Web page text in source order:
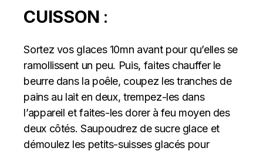
CUISSON :
Sortez vos glaces 10mn avant pour qu’elles se
ramollissent un peu. Puis, faites chauffer le
beurre dans la poêle, coupez les tranches de
pains au lait en deux, trempez-les dans
l’appareil et faites-les dorer à feu moyen des
deux côtés. Saupoudrez de sucre glace et
démoulez les petits-suisses glacés pour